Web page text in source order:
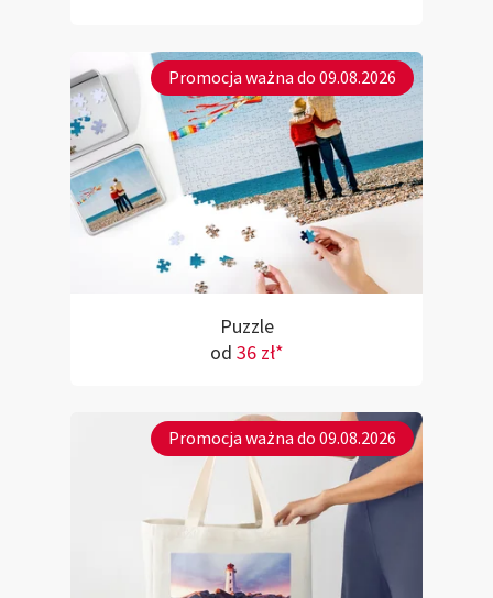
Promocja ważna do 09.08.2026
Puzzle
od 36 zł*
Promocja ważna do 09.08.2026